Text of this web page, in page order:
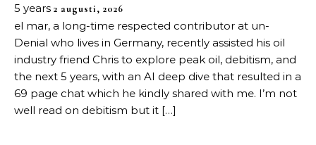
5 years 2 augusti, 2026
el mar, a long-time respected contributor at un-
Denial who lives in Germany, recently assisted his oil
industry friend Chris to explore peak oil, debitism, and
the next 5 years, with an AI deep dive that resulted in a
69 page chat which he kindly shared with me. I’m not
well read on debitism but it […]